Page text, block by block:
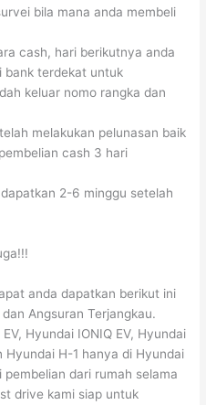
bila mana anda membeli
cash, hari berikutnya anda
bank terdekat untuk
keluar nomo rangka dan
melakukan pelunasan baik
cash 3 hari
2-6 minggu setelah
anda dapatkan berikut ini
Angsuran Terjangkau.
Hyundai IONIQ EV, Hyundai
Hyundai H-1 hanya di Hyundai
dari rumah selama
drive kami siap untuk